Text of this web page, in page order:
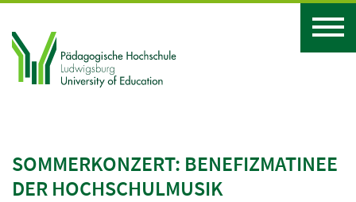
SOMMERKONZERT: BENEFIZMATINEE
DER HOCHSCHULMUSIK